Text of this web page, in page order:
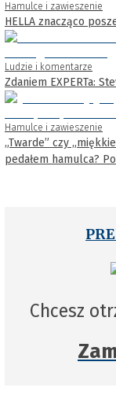
Hamulce i zawieszenie
HELLA znacząco
Ludzie i komentarze
Zdaniem EXPERTa:
Hamulce i zawieszenie
„Twarde” czy
pedałem hamulca?
Chcesz